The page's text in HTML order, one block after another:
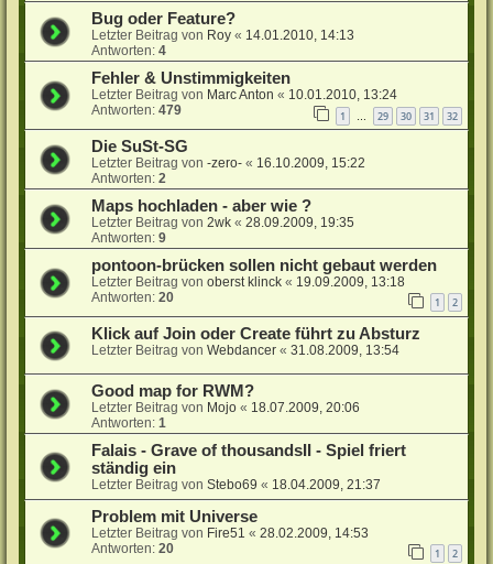
Bug oder Feature?
Letzter Beitrag von Roy « 14.01.2010, 14:13
Antworten:4
Fehler & Unstimmigkeiten
Letzter Beitrag von Marc Anton « 10.01.2010, 13:24
Antworten:479 1 29 30 31 32
Die SuSt-SG
Letzter Beitrag von-zero- « 16.10.2009, 15:22
Antworten:2
Maps hochladen - aber wie ?
Letzter Beitrag von2wk «28.09.2009, 19:35
Antworten:9
pontoon-brücken sollen nicht gebaut werden
Letzter Beitrag vonoberst klinck « 19.09.2009, 13:18
Antworten:20 1 2
Klick auf Join oder Create führt zu Absturz
Letzter Beitrag vonWebdancer «31.08.2009, 13:54
Good map for RWM?
Letzter Beitrag von Mojo « 18.07.2009, 20:06
Antworten:1
Falais - Grave of thousandsII - Spiel friert
ständig ein
Letzter Beitrag vonStebo69 « 18.04.2009, 21:37
Problem mit Universe
Letzter Beitrag von Fire51 «28.02.2009, 14:53
Antworten:20 1 2